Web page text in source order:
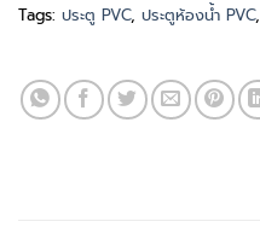
Tags: ประตู PVC, ประตูห้องน้ำ PVC,